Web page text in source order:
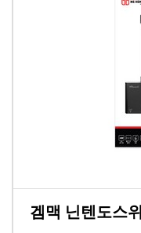
겜맥 닌텐도스